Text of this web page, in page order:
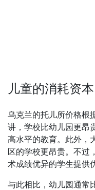
儿童的消耗资本
乌克兰的托儿所价格根
讲，学校比幼儿园更昂
高水平的教育。此外，
区的学校更昂贵。不过
术成绩优异的学生提供
与此相比，幼儿园通常